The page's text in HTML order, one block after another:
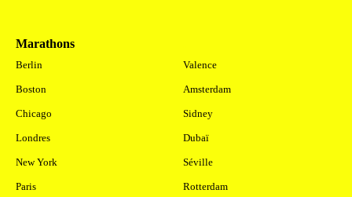
Marathons
Berlin
Boston
Chicago
Londres
New York
Paris
Valence
Amsterdam
Sidney
Dubaï
Séville
Rotterdam